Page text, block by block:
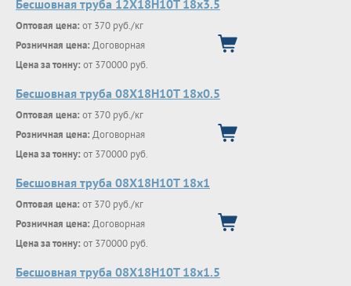
Бесшовная труба 12Х18Н10Т 18х3.5
Оптовая цена: от 370 руб./кг
Розничная цена: Договорная
Цена за тонну: от 370000 руб.
Бесшовная труба 08Х18Н10Т 18х0.5
Оптовая цена: от 370 руб./кг
Розничная цена: Договорная
Цена за тонну: от 370000 руб.
Бесшовная труба 08Х18Н10Т 18х1
Оптовая цена: от 370 руб./кг
Розничная цена: Договорная
Цена за тонну: от 370000 руб.
Бесшовная труба 08Х18Н10Т 18х1.5